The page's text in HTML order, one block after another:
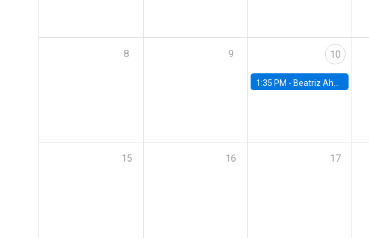
8 9 10
1:35 PM - Beatriz Ahumada, PhD candidate, Universidad de Pittsburgh
15 16 17